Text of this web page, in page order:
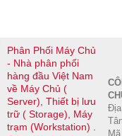
Phân Phối Máy Chủ
- Nhà phân phối
hàng đầu Việt Nam
về Máy Chủ (
Server), Thiết bị lưu
trữ ( Storage), Máy
trạm (Workstation) .